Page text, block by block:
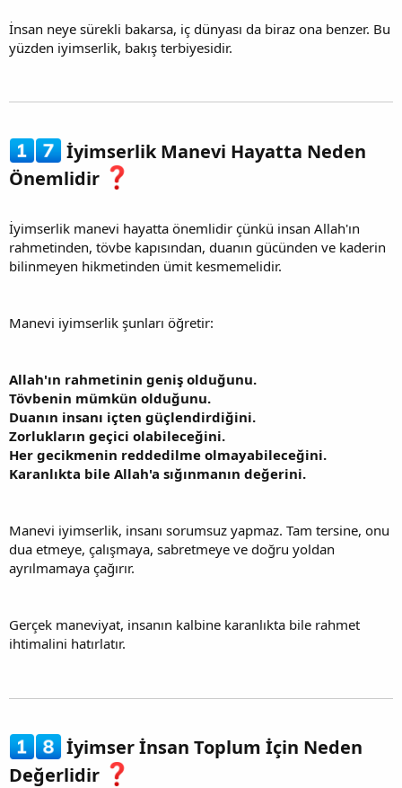
İnsan neye sürekli bakarsa, iç dünyası da biraz ona benzer. Bu
yüzden iyimserlik, bakış terbiyesidir.
İyimserlik Manevi Hayatta Neden
Önemlidir
İyimserlik manevi hayatta önemlidir çünkü insan Allah'ın
rahmetinden, tövbe kapısından, duanın gücünden ve kaderin
bilinmeyen hikmetinden ümit kesmemelidir.
Manevi iyimserlik şunları öğretir:
Allah'ın rahmetinin geniş olduğunu.
Tövbenin mümkün olduğunu.
Duanın insanı içten güçlendirdiğini.
Zorlukların geçici olabileceğini.
Her gecikmenin reddedilme olmayabileceğini.
Karanlıkta bile Allah'a sığınmanın değerini.
Manevi iyimserlik, insanı sorumsuz yapmaz. Tam tersine, onu
dua etmeye, çalışmaya, sabretmeye ve doğru yoldan
ayrılmamaya çağırır.
Gerçek maneviyat, insanın kalbine karanlıkta bile rahmet
ihtimalini hatırlatır.
İyimser İnsan Toplum İçin Neden
Değerlidir